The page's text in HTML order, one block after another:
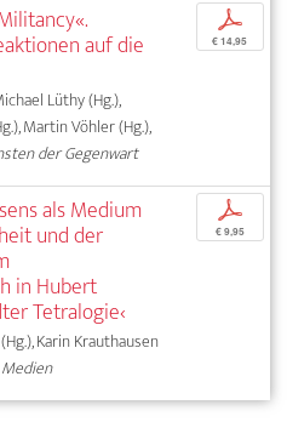
auf die
Lüthy (Hg.),
Martin Vöhler (Hg.),
der Gegenwart
p
€ 14,95
als Medium
und der
in Hubert
Tetralogie‹
Karin Krauthausen
p
€ 9,95